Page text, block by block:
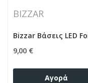
BIZZAR
9,00 €
Αγορά